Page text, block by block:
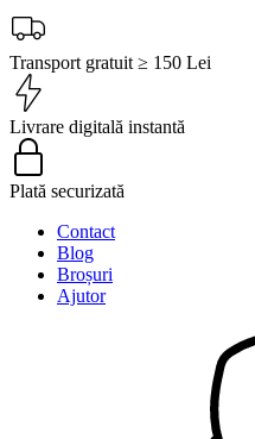
Transport gratuit ≥ 150 Lei
Livrare digitală instantă
Plată securizată
Contact
Blog
Broșuri
Ajutor